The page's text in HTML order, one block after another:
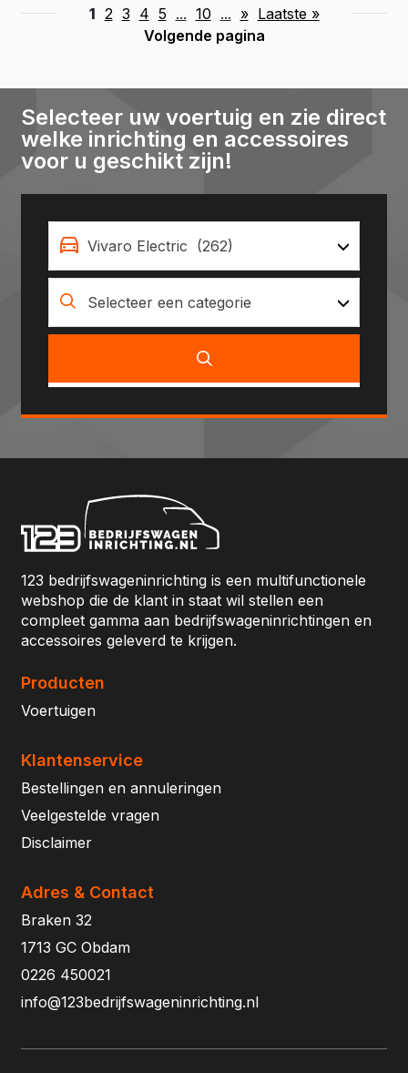
1 2 3 4 5 ... 10 ... » Laatste »
Volgende pagina
Selecteer uw voertuig en zie direct
welke inrichting en accessoires
voor u geschikt zijn!
Vivaro Electric (262)
Selecteer een categorie
123 bedrijfswageninrichting is een multifunctionele
webshop die de klant in staat wil stellen een
compleet gamma aan bedrijfswageninrichtingen en
accessoires geleverd te krijgen.
Producten
Voertuigen
Klantenservice
Bestellingen en annuleringen
Veelgestelde vragen
Disclaimer
Adres & Contact
Braken 32
1713 GC Obdam
0226 450021
info@123bedrijfswageninrichting.nl